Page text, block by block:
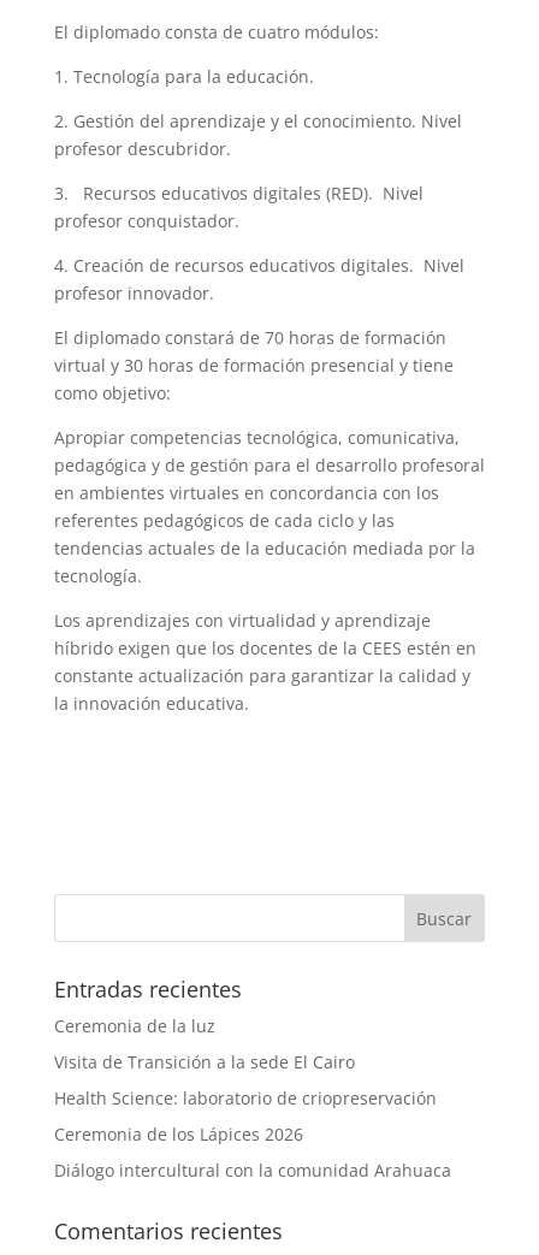
El diplomado consta de cuatro módulos:
1. Tecnología para la educación.
2. Gestión del aprendizaje y el conocimiento. Nivel
profesor descubridor.
3. Recursos educativos digitales (RED). Nivel
profesor conquistador.
4. Creación de recursos educativos digitales. Nivel
profesor innovador.
El diplomado constará de 70 horas de formación
virtual y 30 horas de formación presencial y tiene
como objetivo:
Apropiar competencias tecnológica, comunicativa,
pedagógica y de gestión para el desarrollo profesoral
en ambientes virtuales en concordancia con los
referentes pedagógicos de cada ciclo y las
tendencias actuales de la educación mediada por la
tecnología.
Los aprendizajes con virtualidad y aprendizaje
híbrido exigen que los docentes de la CEES estén en
constante actualización para garantizar la calidad y
la innovación educativa.
Entradas recientes
Ceremonia de la luz
Visita de Transición a la sede El Cairo
Health Science: laboratorio de criopreservación
Ceremonia de los Lápices 2026
Diálogo intercultural con la comunidad Arahuaca
Comentarios recientes